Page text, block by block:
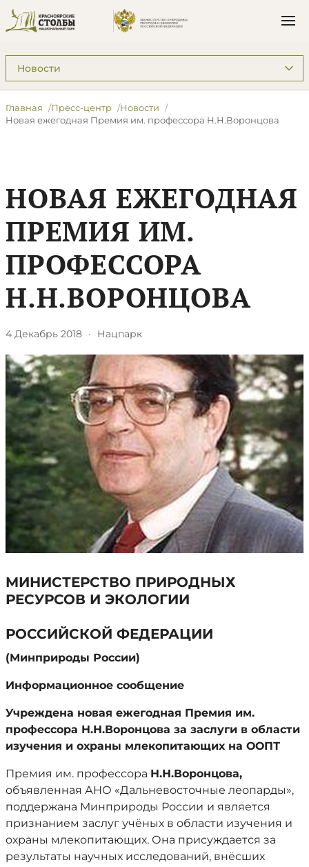
Подразделы: Пресс-центр
Главная Пресс-центр
Новости
Новая ежегодная Премия им. профессора Н.Н.Воронцова
НОВАЯ ЕЖЕГОДНАЯ
ПРЕМИЯ ИМ.
ПРОФЕССОРА
Н.Н.ВОРОНЦОВА
4 Декабрь 2018 · Нацпарк
МИНИСТЕРСТВО ПРИРОДНЫХ
РЕСУРСОВ И ЭКОЛОГИИ
РОССИЙСКОЙ ФЕДЕРАЦИИ
(Минприроды России)
Информационное сообщение
Учреждена новая ежегодная Премия им.
профессора Н.Н.Воронцова за заслуги в области
изучения и охраны млекопитающих на ООПТ
Премия им. профессора Н.Н.Воронцова,
объявленная АНО «Дальневосточные леопарды»,
поддержана Минприроды России и является
признанием заслуг учёных в области изучения и
охраны млекопитающих. Она присуждается за
результаты научных исследований, внёсших